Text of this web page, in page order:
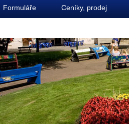
Formuláře Ceníky, prodej